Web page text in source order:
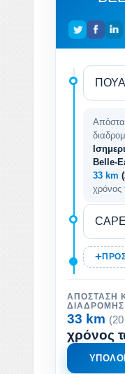
Belle-
33 km
χρόνος
ΑΠΌΣΤΑΣΗ
ΔΙΑΔΡΟΜΉΣ
33 km
χρόνος